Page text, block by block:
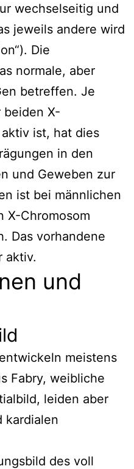
wechselseitig und
jeweils andere wird
Die
normale, aber
betreffen. Je
beiden X-
ist, hat dies
in den
und Geweben zur
ist bei männlichen
X-Chromosom
Das vorhandene
aktiv.
und
meistens
Fabry, weibliche
leiden aber
kardialen
des voll